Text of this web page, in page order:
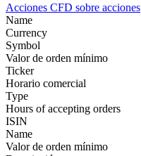
Acciones CFD sobre acciones
Name
Currency
Symbol
Valor de orden mínimo
Ticker
Horario comercial
Type
Hours of accepting orders
ISIN
Name
Valor de orden mínimo